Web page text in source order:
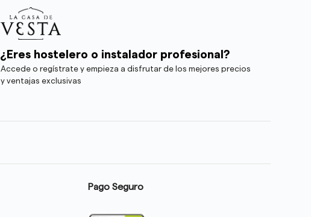
¿Eres hostelero o instalador profesional?
Accede o regístrate y empieza a disfrutar de los mejores precios
y ventajas exclusivas
Pago Seguro